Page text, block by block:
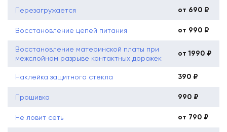
Перезагружается от 690 ₽
Восстановление цепей питания от 990 ₽
Восстановление материнской платы при
межслойном разрыве контактных дорожек
от 1990 ₽
Наклейка защитного стекла 390 ₽
Прошивка 990 ₽
Не ловит сеть от 790 ₽